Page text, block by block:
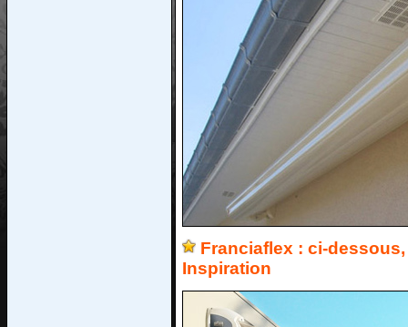
Franciaflex : ci-
Inspiration